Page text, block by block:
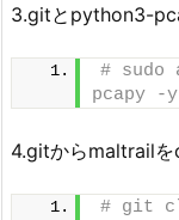
3.gitとpython3-
#
pcapy -y
4.gitからmaltrailを
# git